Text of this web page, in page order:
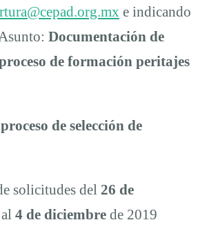
e indicando
Documentación de
de formación peritajes
de selección de
solicitudes del 26 de
al 4 de diciembre de 2019